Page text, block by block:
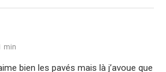
min
bien les pavés mais là j’avoue que